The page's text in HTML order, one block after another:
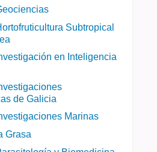
Subtropical
en Inteligencia
de Galicia
Marinas
Grasa